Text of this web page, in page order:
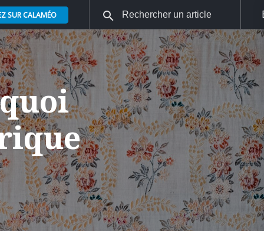
SUR CALAMÉO